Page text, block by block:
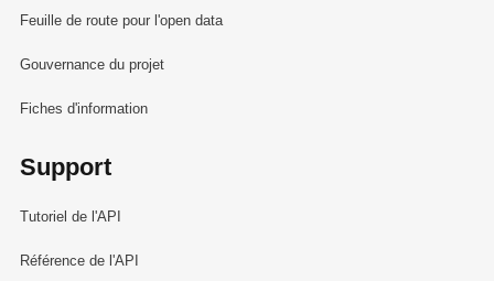
Feuille de route pour l'open data
Gouvernance du projet
Fiches d'information
Support
Tutoriel de l'API
Référence de l'API